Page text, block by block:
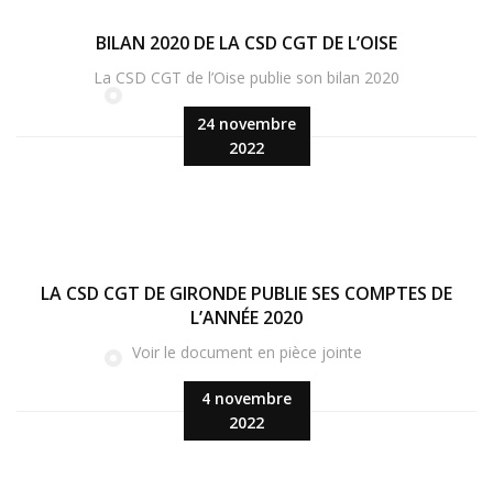
24 novembre
2022
BILAN 2020 DE LA CSD CGT DE L’OISE
La CSD CGT de l’Oise publie son bilan 2020
4 novembre
2022
LA CSD CGT DE GIRONDE PUBLIE SES COMPTES DE
L’ANNÉE 2020
Voir le document en pièce jointe